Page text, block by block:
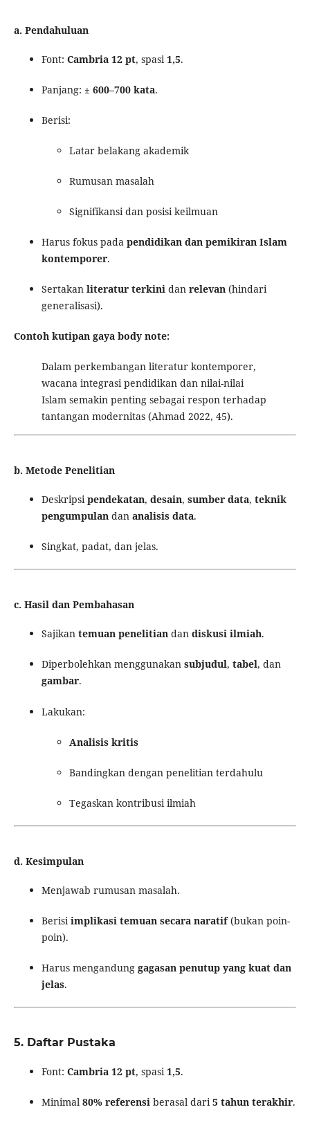
a. Pendahuluan
Font: Cambria 12 pt, spasi1,5.
Panjang: ± 600–700 kata.
Berisi:
Latar belakang akademik
Rumusan masalah
Signifikansi dan posisi keilmuan
Harus fokus pada pendidikan dan pemikiran Islam
kontemporer.
Sertakan literatur terkinidan relevan(hindari
generalisasi).
Contoh kutipan gaya body note:
Dalam perkembangan literatur kontemporer,
wacana integrasi pendidikan dan nilai-nilai
Islam semakin penting sebagai respon terhadap
tantangan modernitas (Ahmad 2022, 45).
b. Metode Penelitian
Deskripsipendekatan, desain, sumber data, teknik
pengumpulandan analisis data.
Singkat, padat, dan jelas.
c. Hasil dan Pembahasan
Sajikan temuan penelitiandan diskusi ilmiah.
Diperbolehkan menggunakan subjudul, tabel, dan
gambar.
Lakukan:
Analisis kritis
Bandingkan dengan penelitian terdahulu
Tegaskan kontribusi ilmiah
d. Kesimpulan
Menjawab rumusan masalah.
Berisi implikasi temuan secara naratif(bukan poin-
poin).
Harus mengandung gagasan penutup yang kuat dan
jelas.
5. Daftar Pustaka
Font: Cambria 12 pt, spasi 1,5.
Minimal 80% referensi berasal dari 5 tahun terakhir.